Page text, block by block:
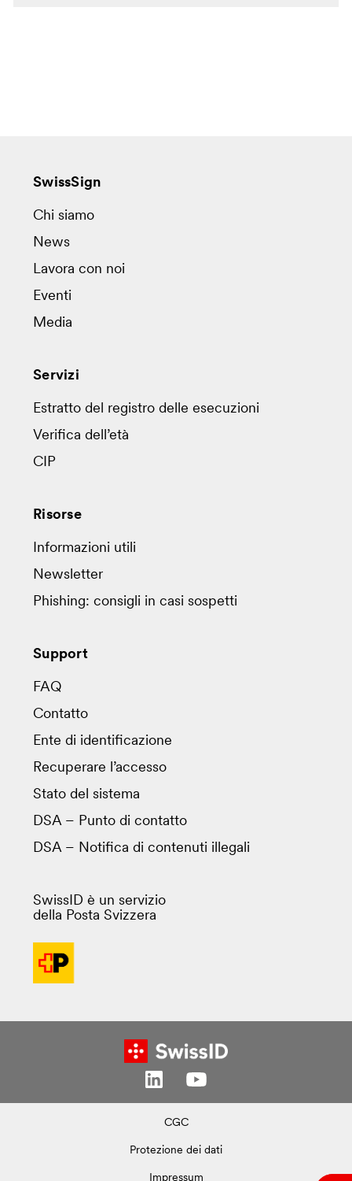
SwissSign
Chi siamo
News
Lavora con noi
Eventi
Media
Servizi
Estratto del registro delle esecuzioni
Verifica dell’età
CIP
Risorse
Informazioni utili
Newsletter
Phishing: consigli in casi sospetti
Support
FAQ
Contatto
Ente di identificazione
Recuperare l’accesso
Stato del sistema
DSA – Punto di contatto
DSA – Notifica di contenuti illegali
SwissID è un servizio
della Posta Svizzera
CGC
Protezione dei dati
Impressum